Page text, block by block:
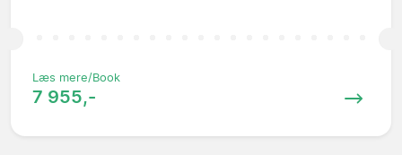
Læs mere/Book
7 955,-